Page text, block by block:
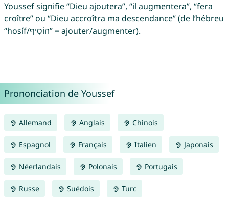
Youssef signifie “Dieu ajoutera”, “il augmentera”, “fera
croître” ou “Dieu accroîtra ma descendance” (de l’hébreu
“hosíf/הוֹסִיף” = ajouter/augmenter).
Prononciation de Youssef
Allemand Anglais Chinois
Espagnol Français Italien Japonais
Néerlandais Polonais Portugais
Russe Suédois Turc